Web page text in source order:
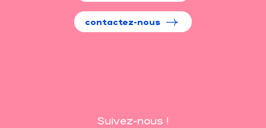
contactez-nous
Suivez-nous !